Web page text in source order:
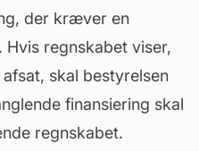
der kræver en
regnskabet viser,
skal bestyrelsen
finansiering skal
regnskabet.